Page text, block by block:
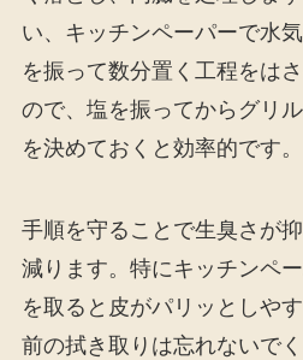
い、キッチンペーパーで水
を振って数分置く工程をは
ので、塩を振ってからグリ
を決めておくと効率的です。
手順を守ることで生臭さが
減ります。特にキッチンペ
を取ると皮がパリッとしや
前の拭き取りは忘れないでく